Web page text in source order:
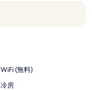
WiFi (無料)
冷房